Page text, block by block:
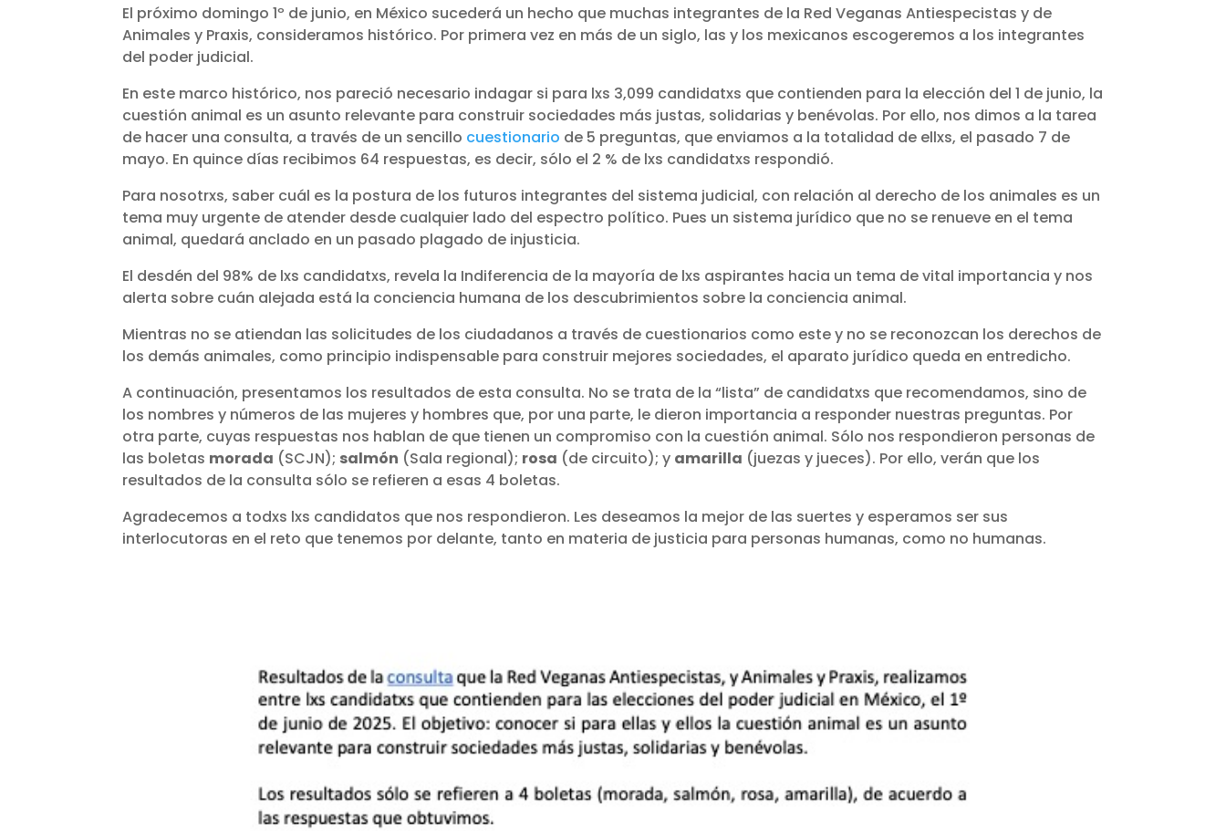
El próximo domingo 1º de junio, en México sucederá un hecho que muchas integrantes de la Red Veganas Antiespecistas y de
Animales y Praxis, consideramos histórico. Por primera vez en más de un siglo, las y los mexicanos escogeremos a los integrantes
del poder judicial.
En este marco histórico, nos pareció necesario indagar si para lxs 3,099 candidatxs que contienden para la elección del 1 de junio, la
cuestión animal es un asunto relevante para construir sociedades más justas, solidarias y benévolas. Por ello, nos dimos a la tarea
de hacer una consulta, a través de un sencillo cuestionario de 5 preguntas, que enviamos a la totalidad de ellxs, el pasado 7 de
mayo. En quince días recibimos 64 respuestas, es decir, sólo el 2 % de lxs candidatxs respondió.
Para nosotrxs, saber cuál es la postura de los futuros integrantes del sistema judicial, con relación al derecho de los animales es un
tema muy urgente de atender desde cualquier lado del espectro político. Pues un sistema jurídico que no se renueve en el tema
animal, quedará anclado en un pasado plagado de injusticia.
El desdén del 98% de lxs candidatxs, revela la Indiferencia de la mayoría de lxs aspirantes hacia un tema de vital importancia y nos
alerta sobre cuán alejada está la conciencia humana de los descubrimientos sobre la conciencia animal.
Mientras no se atiendan las solicitudes de los ciudadanos a través de cuestionarios como este y no se reconozcan los derechos de
los demás animales, como principio indispensable para construir mejores sociedades, el aparato jurídico queda en entredicho.
A continuación, presentamos los resultados de esta consulta. No se trata de la “lista” de candidatxs que recomendamos, sino de
los nombres y números de las mujeres y hombres que, por una parte, le dieron importancia a responder nuestras preguntas. Por
otra parte, cuyas respuestas nos hablan de que tienen un compromiso con la cuestión animal. Sólo nos respondieron personas de
las boletas morada (SCJN); salmón (Sala regional); rosa (de circuito); y amarilla (juezas y jueces). Por ello, verán que los
resultados de la consulta sólo se refieren a esas 4 boletas.
Agradecemos a todxs lxs candidatos que nos respondieron. Les deseamos la mejor de las suertes y esperamos ser sus
interlocutoras en el reto que tenemos por delante, tanto en materia de justicia para personas humanas, como no humanas.